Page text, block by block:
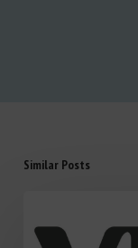
Similar Posts